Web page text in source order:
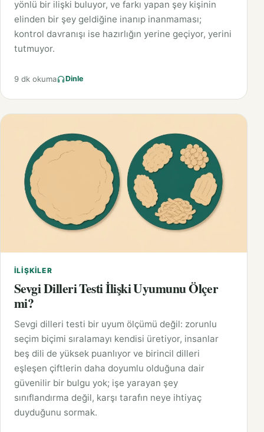
yönlü bir ilişki buluyor, ve farkı yapan şey kişinin
elinden bir şey geldiğine inanıp inanmaması;
kontrol davranışı ise hazırlığın yerine geçiyor, yerini
tutmuyor.
9 dk okuma Dinle
İLIŞKILER
Sevgi Dilleri Testi İlişki Uyumunu Ölçer
mi?
Sevgi dilleri testi bir uyum ölçümü değil: zorunlu
seçim biçimi sıralamayı kendisi üretiyor, insanlar
beş dili de yüksek puanlıyor ve birincil dilleri
eşleşen çiftlerin daha doyumlu olduğuna dair
güvenilir bir bulgu yok; işe yarayan şey
sınıflandırma değil, karşı tarafın neye ihtiyaç
duyduğunu sormak.